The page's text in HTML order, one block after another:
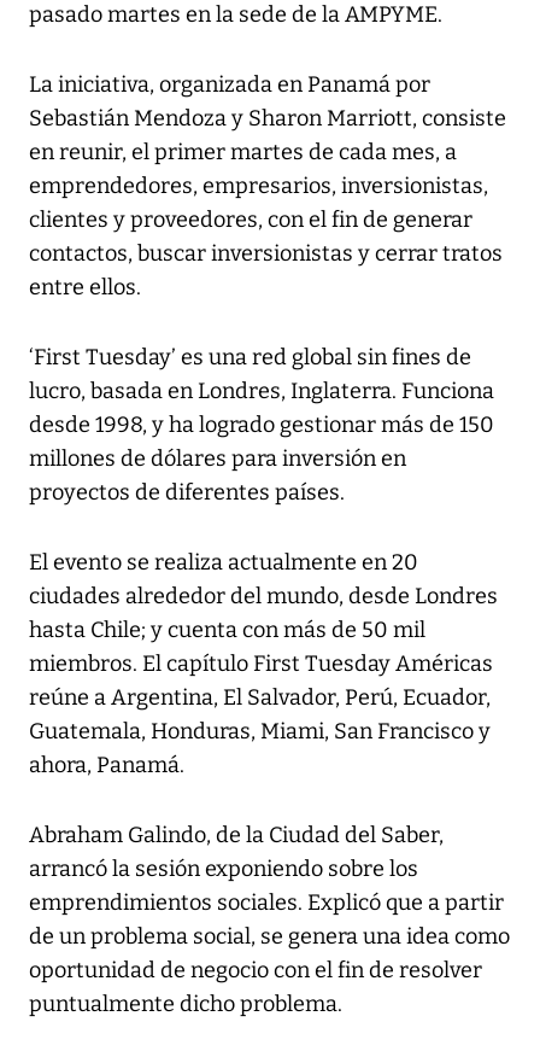
pasado martes en la sede de la AMPYME.
La iniciativa, organizada en Panamá por
Sebastián Mendoza y Sharon Marriott, consiste
en reunir, el primer martes de cada mes, a
emprendedores, empresarios, inversionistas,
clientes y proveedores, con el fin de generar
contactos, buscar inversionistas y cerrar tratos
entre ellos.
‘First Tuesday’ es una red global sin fines de
lucro, basada en Londres, Inglaterra. Funciona
desde 1998, y ha logrado gestionar más de 150
millones de dólares para inversión en
proyectos de diferentes países.
El evento se realiza actualmente en 20
ciudades alrededor del mundo, desde Londres
hasta Chile; y cuenta con más de 50 mil
miembros. El capítulo First Tuesday Américas
reúne a Argentina, El Salvador, Perú, Ecuador,
Guatemala, Honduras, Miami, San Francisco y
ahora, Panamá.
Abraham Galindo, de la Ciudad del Saber,
arrancó la sesión exponiendo sobre los
emprendimientos sociales. Explicó que a partir
de un problema social, se genera una idea como
oportunidad de negocio con el fin de resolver
puntualmente dicho problema.